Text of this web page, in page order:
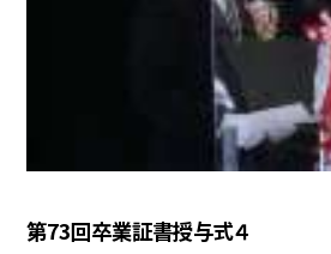
第73回卒業証書授与式４